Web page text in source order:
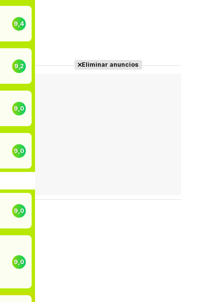
9,4
9,2
9,0
9,0
9,0
9,0
Eliminar anuncios